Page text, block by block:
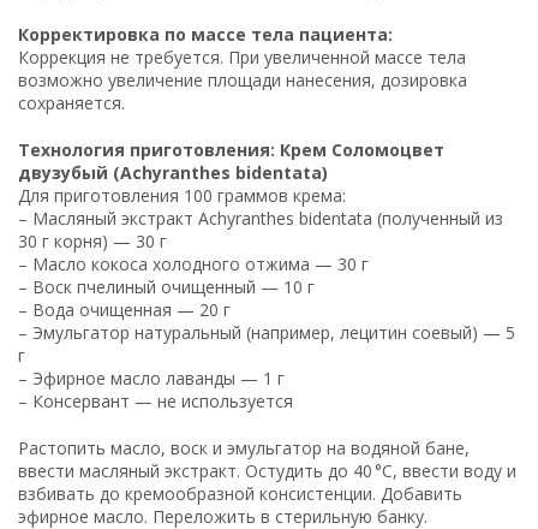
Корректировка по массе тела пациента:
Коррекция не требуется. При увеличенной массе тела
возможно увеличение площади нанесения, дозировка
сохраняется.
Технология приготовления: Крем Соломоцвет
двузубый (Achyranthes bidentata)
Для приготовления 100 граммов крема:
– Масляный экстракт Achyranthes bidentata (полученный из
30 г корня) — 30 г
– Масло кокоса холодного отжима — 30 г
– Воск пчелиный очищенный — 10 г
– Вода очищенная — 20 г
– Эмульгатор натуральный (например, лецитин соевый) — 5
г
– Эфирное масло лаванды — 1 г
– Консервант — не используется
Растопить масло, воск и эмульгатор на водяной бане,
ввести масляный экстракт. Остудить до 40 °C, ввести воду и
взбивать до кремообразной консистенции. Добавить
эфирное масло. Переложить в стерильную банку.